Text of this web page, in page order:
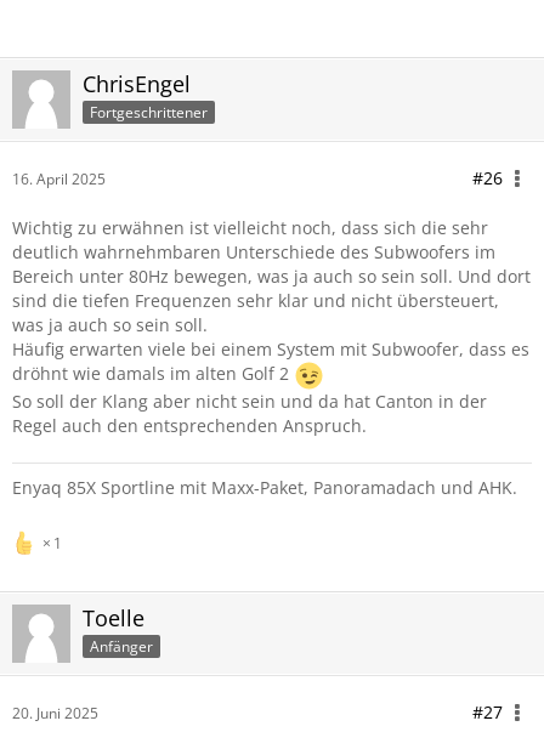
ChrisEngel
Fortgeschrittener
16. April 2025 #26
Wichtig zu erwähnen ist vielleicht noch, dass sich die sehr
deutlich wahrnehmbaren Unterschiede des Subwoofers im
Bereich unter 80Hz bewegen, was ja auch so sein soll. Und dort
sind die tiefen Frequenzen sehr klar und nicht übersteuert,
was ja auch so sein soll.
Häufig erwarten viele bei einem System mit Subwoofer, dass es
dröhnt wie damals im alten Golf 2
So soll der Klang aber nicht sein und da hat Canton in der
Regel auch den entsprechenden Anspruch.
Enyaq 85X Sportline mit Maxx-Paket, Panoramadach und AHK.
1
Toelle
Anfänger
20. Juni 2025 #27